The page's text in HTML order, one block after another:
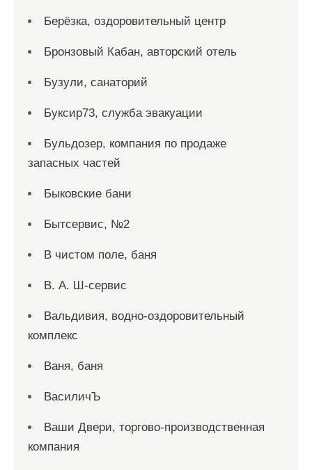
Берёзка, оздоровительный центр
Бронзовый Кабан, авторский отель
Бузули, санаторий
Буксир73, служба эвакуации
Бульдозер, компания по продаже
запасных частей
Быковские бани
Бытсервис, №2
В чистом поле, баня
В. А. Ш-сервис
Вальдивия, водно-оздоровительный
комплекс
Ваня, баня
ВасиличЪ
Ваши Двери, торгово-производственная
компания